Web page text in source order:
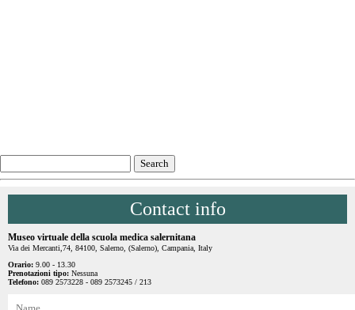
Contact info
Museo virtuale della scuola medica salernitana
Via dei Mercanti,74, 84100, Salerno, (Salerno), Campania, Italy
Orario: 9.00 - 13.30
Prenotazioni tipo: Nessuna
Telefono: 089 2573228 - 089 2573245 / 213